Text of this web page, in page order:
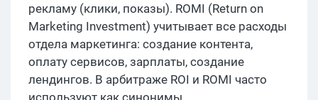
рекламу (клики, показы). ROMI (Return on
Marketing Investment) учитывает все расходы
отдела маркетинга: создание контента,
оплату сервисов, зарплаты, создание
лендингов. В арбитраже ROI и ROMI часто